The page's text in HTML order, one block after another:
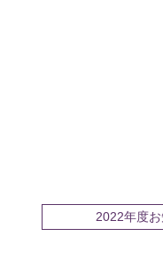
2022年度